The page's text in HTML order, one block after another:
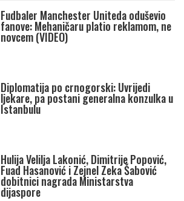
Fudbaler Manchester Uniteda oduševio
fanove: Mehaničaru platio reklamom, ne
novcem (VIDEO)
Diplomatija po crnogorski: Uvrijedi
ljekare, pa postani generalna konzulka u
Istanbulu
Hulija Velilja Lakonić, Dimitrije Popović,
Fuad Hasanović i Zejnel Zeka Šabović
dobitnici nagrada Ministarstva
dijaspore